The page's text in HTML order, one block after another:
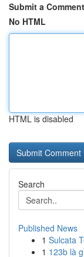
Submit a Comment
No HTML
HTML is disabled
Search
Published News
1 Sulcata
1 123b là